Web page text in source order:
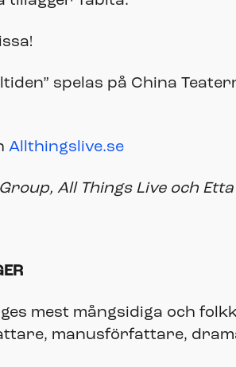
spelas på China
Allthingslive.se
All Things Live och
mest mångsidiga och
manusförfattare,